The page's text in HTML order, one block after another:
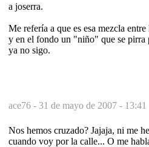
a joserra.
Me refería a que es esa mezcla
y en el fondo un "niño" que se pirra
ya no sigo.
ace76 - 31 de mayo de 2007 - 13:41
Nos hemos cruzado? Jajaja, ni me
cuando voy por la calle... O me